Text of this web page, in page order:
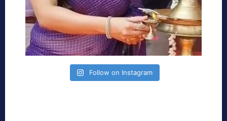
Follow on Instagram